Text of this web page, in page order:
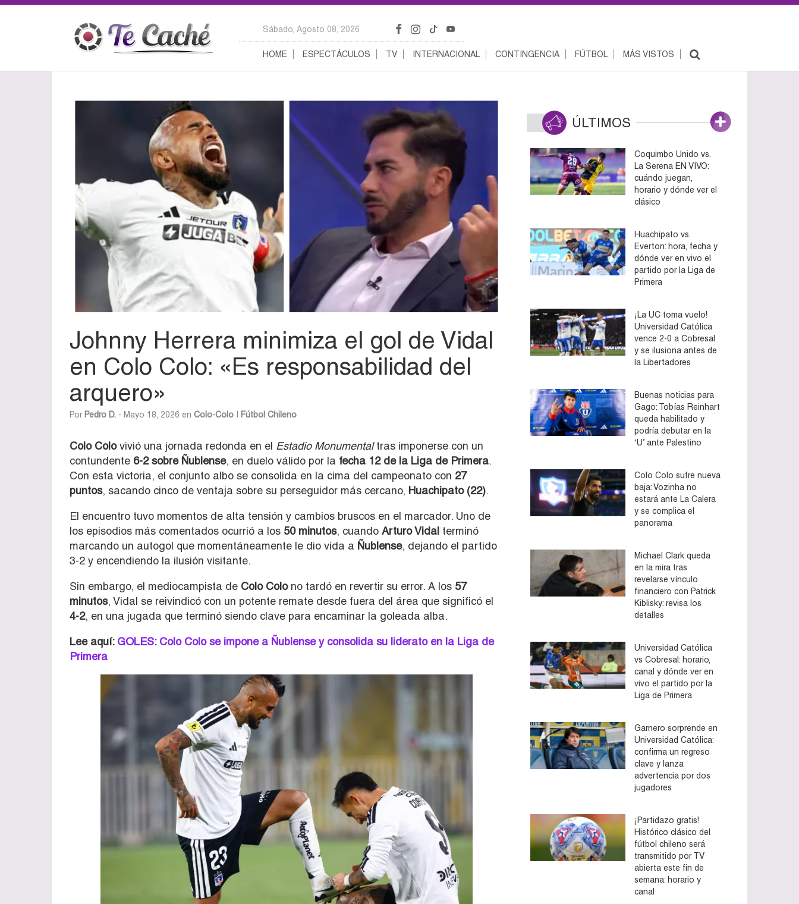
Sábado, Agosto 08, 2026
HOME ESPECTÁCULOS TV INTERNACIONAL CONTINGENCIA FÚTBOL MÁS VISTOS
Johnny Herrera minimiza el gol de Vidal
en Colo Colo: «Es responsabilidad del
arquero»
Por Pedro D. - Mayo 18, 2026 en Colo-Colo Fútbol Chileno
Colo Colovivió una jornada redonda en el Estadio Monumentaltras imponerse con un
contundente 6-2 sobre Ñublense, en duelo válido por la fecha 12 de la Liga de Primera.
Con esta victoria, el conjunto albo se consolida en la cima del campeonato con 27
puntos, sacando cinco de ventaja sobre su perseguidor más cercano, Huachipato (22).
El encuentro tuvo momentos de alta tensión y cambios bruscos en el marcador. Uno de
los episodios más comentados ocurrió a los 50 minutos, cuando Arturo Vidal terminó
marcando un autogol que momentáneamente le dio vida a Ñublense, dejando el partido
3-2 y encendiendo la ilusión visitante.
Sin embargo, el mediocampista de Colo Colono tardó en revertir su error. A los 57
minutos, Vidal se reivindicó con un potente remate desde fuera del área que significó el
4-2, en una jugada que terminó siendo clave para encaminar la goleada alba.
Lee aquí: GOLES: Colo Colo se impone a Ñublense y consolida su liderato en la Liga de
Primera
ÚLTIMOS
Coquimbo Unido vs.
La Serena EN VIVO:
cuándo juegan,
horario y dónde ver el
clásico
Huachipato vs.
Everton: hora, fecha y
dónde ver en vivo el
partido por la Liga de
Primera
¡La UC toma vuelo!
Universidad Católica
vence 2-0 a Cobresal
y se ilusiona antes de
la Libertadores
Buenas noticias para
Gago: Tobías Reinhart
queda habilitado y
podría debutar en la
‘U’ ante Palestino
Colo Colo sufre nueva
baja: Vozinha no
estará ante La Calera
y se complica el
panorama
Michael Clark queda
en la mira tras
revelarse vínculo
financiero con Patrick
Kiblisky: revisa los
detalles
Universidad Católica
vs Cobresal: horario,
canal y dónde ver en
vivo el partido por la
Liga de Primera
Garnero sorprende en
Universidad Católica:
confirma un regreso
clave y lanza
advertencia por dos
jugadores
¡Partidazo gratis!
Histórico clásico del
fútbol chileno será
transmitido por TV
abierta este fin de
semana: horario y
canal